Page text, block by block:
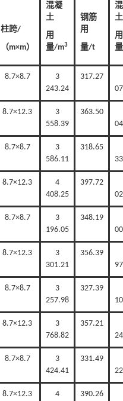
柱跨/
（m×m）
混凝
土
用
量/m3
钢筋
用
量/t
土
用
8.7×8.7
3
243.24
317.27
8.7×12.3
3
558.39
363.50
8.7×8.7
3
586.11
318.65
8.7×12.3
4
408.25
397.72
8.7×8.7
3
196.05
348.19
8.7×12.3
3
301.21
356.39
8.7×8.7
3
257.98
327.39
8.7×12.3
3
768.82
357.21
8.7×8.7
3
424.41
331.49
8.7×12.3
4
390.26